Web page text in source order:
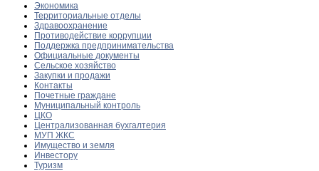
Экономика
Территориальные отделы
Здравоохранение
Противодействие коррупции
Поддержка предпринимательства
Официальные документы
Сельское хозяйство
Закупки и продажи
Контакты
Почетные граждане
Муниципальный контроль
ЦКО
Централизованная бухгалтерия
МУП ЖКС
Имущество и земля
Инвестору
Туризм